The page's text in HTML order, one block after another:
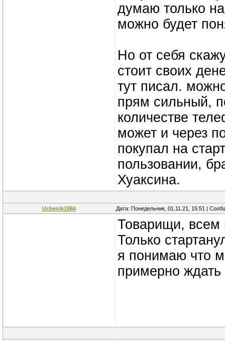
думаю только
можно будет
Но от себя
стоит своих
тут писал.
прям сильный,
количестве
может и через
покупал на
пользовании,
Хуаксина.
Uchenik1984 Дата: Понедельник, 01.11.21, 15:51 |
Товарищи, всем
Только
я понимаю что
примерно